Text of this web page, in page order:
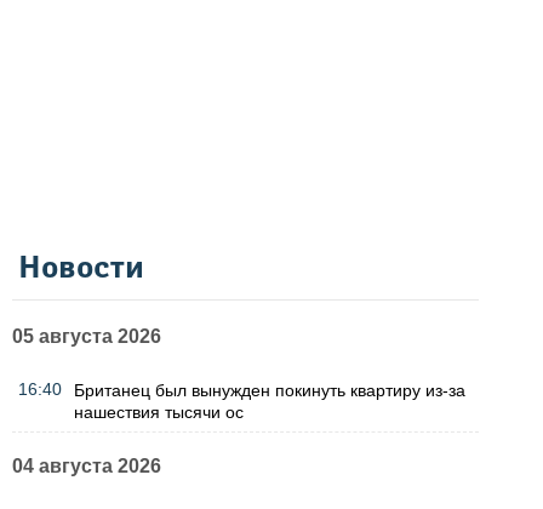
Новости
05 августа 2026
16:40
Британец был вынужден покинуть квартиру из-за
нашествия тысячи ос
04 августа 2026